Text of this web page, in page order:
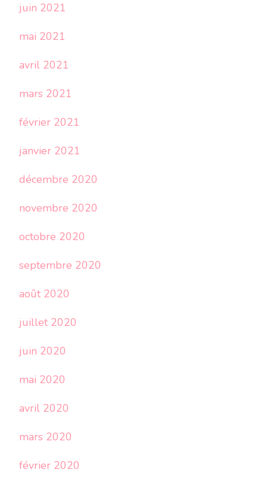
juin 2021
mai 2021
avril 2021
mars 2021
février 2021
janvier 2021
décembre 2020
novembre 2020
octobre 2020
septembre 2020
août 2020
juillet 2020
juin 2020
mai 2020
avril 2020
mars 2020
février 2020